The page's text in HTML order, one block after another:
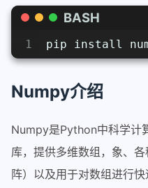
BASH
1 pip install
Numpy介绍
Numpy是Python中科学计
库，提供多维数组，象、
阵）以及用于对数组进行快